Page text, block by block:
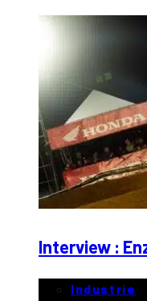
Interview :
Industrie